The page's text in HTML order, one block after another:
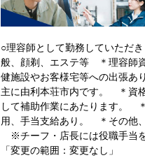
○理容師として勤務していただ
般、顔剃、エステ等 ＊理容師
健施設やお客様宅等への出張あ
主に由利本荘市内です。 ＊資
して補助作業にあたります。
用、手当支給あり。 ＊その他
※チーフ・店長には役職手当
「変更の範囲：変更なし」